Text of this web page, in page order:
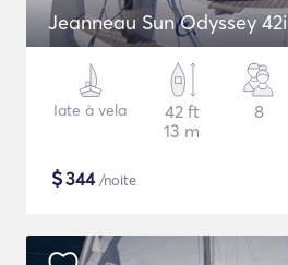
Jeanneau Sun Odyssey 42i
Iate à vela
42 ft
13 m
8
$344/noite